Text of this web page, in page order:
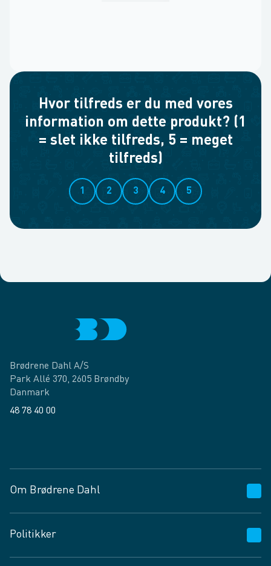
Hvor tilfreds er du med vores
information om dette produkt? (1
= slet ikke tilfreds, 5 = meget
tilfreds)
1 2 3 4 5
Brødrene Dahl A/S
Park Allé 370, 2605 Brøndby
Danmark
48 78 40 00
Om Brødrene Dahl
Vagttelefon 30 10 89 89
Spørgsmål og svar
Politikker